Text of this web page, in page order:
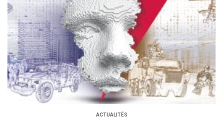
ACTUALITÉS